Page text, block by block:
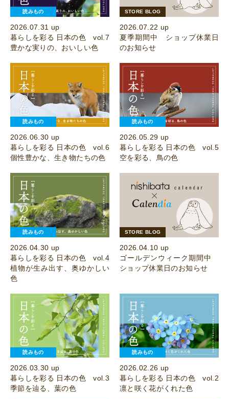
読みもの
2026.07.31 up
暮らしを彩る 日本の色 vol.7
豊かな実りの、おいしい色
STORE BLOG
2026.07.22 up
夏季期間中 ショップ休業日
のお知らせ
読みもの
2026.06.30 up
暮らしを彩る 日本の色 vol.6
個性豊かな、生き物たちの色
読みもの
2026.05.29 up
暮らしを彩る 日本の色 vol.5
空を彩る、鳥の色
読みもの
2026.04.30 up
暮らしを彩る 日本の色 vol.4
植物が生み出す、奥ゆかしい
色
STORE BLOG
2026.04.10 up
ゴールデンウィーク期間中
ショップ休業日のお知らせ
読みもの
2026.03.30 up
暮らしを彩る 日本の色 vol.3
季節を辿る、葉の色
読みもの
2026.02.26 up
暮らしを彩る 日本の色 vol.2
凛と咲く花がくれた色